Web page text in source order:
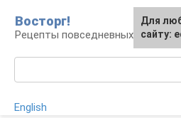
контенту
Восторг!
Рецепты повседневных и
English
Для
сайту: